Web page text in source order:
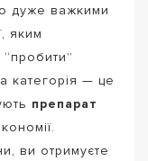
дуже важкими
яким
категорія — це
препарат
ви отримуєте